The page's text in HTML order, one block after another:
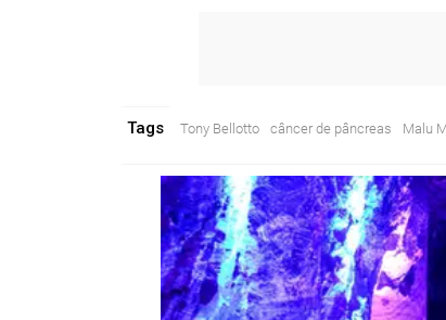
Tags Tony Bellotto câncer de pâncreas Malu